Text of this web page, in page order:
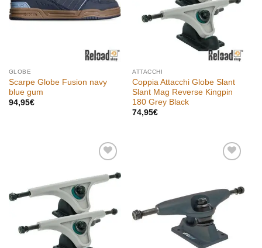
GLOBE
Scarpe Globe Fusion navy
blue gum
94,95€
ATTACCHI
Coppia Attacchi Globe Slant
Slant Mag Reverse Kingpin
180 Grey Black
74,95€
alla lista
dei
desideri
desideri